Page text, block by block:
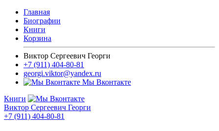
Главная
Биографии
Книги
Корзина
Виктор Сергеевич Георги
+7 (911) 404-80-81
georgi.viktor@yandex.ru
Мы Вконтакте
Книги
Виктор Сергеевич Георги
+7 (911) 404-80-81